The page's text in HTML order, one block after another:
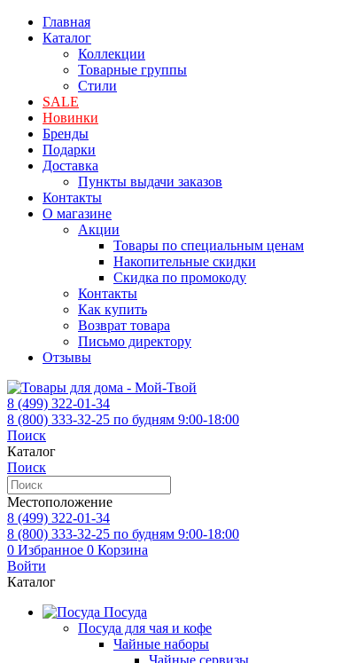
Главная
Каталог
Коллекции
Товарные группы
Стили
SALE
Новинки
Бренды
Подарки
Доставка
Пункты выдачи заказов
Контакты
О магазине
Акции
Товары по специальным ценам
Накопительные скидки
Скидка по промокоду
Контакты
Как купить
Возврат товара
Письмо директору
Отзывы
8 (499) 322-01-34
8 (800) 333-32-25 по будням 9:00-18:00
Поиск
Каталог
Поиск
Местоположение
8 (499) 322-01-34
8 (800) 333-32-25 по будням 9:00-18:00
0 Избранное 0 Корзина
Войти
Каталог
Посуда
Посуда для чая и кофе
Чайные наборы
Чайные сервизы